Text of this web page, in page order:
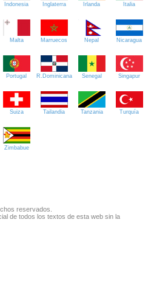
Indonesia Inglaterra Irlanda Italia
Malta Marruecos Nepal Nicaragua
Portugal R.Dominicana Senegal Singapur
Suiza Tailandia Tanzania Turquía
Zimbabue
reservados.
de todos los textos de esta web sin la